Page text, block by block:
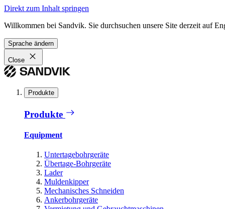
Direkt zum Inhalt springen
Willkommen bei Sandvik. Sie durchsuchen unsere Site derzeit auf
Sprache ändern
Close
Produkte
Produkte
Equipment
Untertagebohrgeräte
Übertage-Bohrgeräte
Lader
Muldenkipper
Mechanisches Schneiden
Ankerbohrgeräte